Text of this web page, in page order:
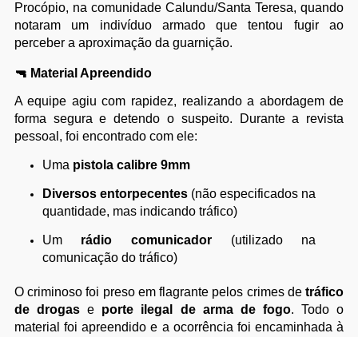
Procópio, na comunidade Calundu/Santa Teresa, quando
notaram um indivíduo armado que tentou fugir ao
perceber a aproximação da guarnição.
🔫 Material Apreendido
A equipe agiu com rapidez, realizando a abordagem de
forma segura e detendo o suspeito. Durante a revista
pessoal, foi encontrado com ele:
Uma pistola calibre 9mm
Diversos entorpecentes(não especificados na
quantidade, mas indicando tráfico)
Um rádio comunicador (utilizado na
comunicação do tráfico)
O criminoso foi preso em flagrante pelos crimes detráfico
de drogas e porte ilegal de arma de fogo. Todo o
material foi apreendido e a ocorrência foi encaminhada à